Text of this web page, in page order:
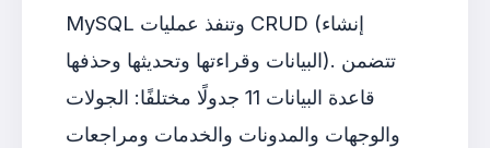
MySQL وتنفذ عمليات CRUD (إنشاء
البيانات وقراءتها وتحديثها وحذفها). تتضمن
قاعدة البيانات 11 جدولًا مختلفًا: الجولات
والوجهات والمدونات والخدمات ومراجعات